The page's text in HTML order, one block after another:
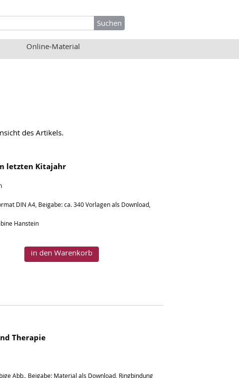
Online-Material
des Artikels.
letzten Kitajahr
DIN A4, Beigabe: ca. 340 Vorlagen als Download,
Hanstein
in den Warenkorb
Therapie
Abb., Beigabe: Material als Download, Ringbindung